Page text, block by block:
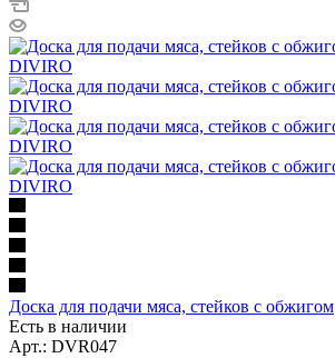
Доска для подачи мяса, стейков с обжигом
Есть в наличии
Арт.: DVR047